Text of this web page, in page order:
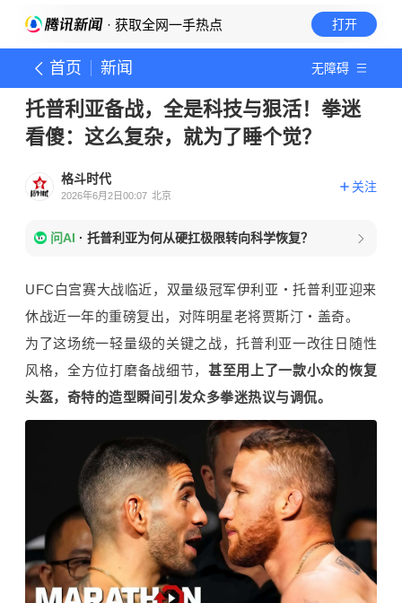
· 获取全网一手热点 打开
首页 新闻 无障碍
托普利亚备战，全是科技与狠活！拳迷
看傻：这么复杂，就为了睡个觉？
格斗时代
2026年6月2日00:07 北京
关注
问AI · 托普利亚为何从硬扛极限转向科学恢复？
UFC白宫赛大战临近，双量级冠军伊利亚・托普利亚迎来
休战近一年的重磅复出，对阵明星老将贾斯汀・盖奇。
为了这场统一轻量级的关键之战，托普利亚一改往日随性
风格，全方位打磨备战细节， 甚至用上了一款小众的恢复
头盔，奇特的造型瞬间引发众多拳迷热议与调侃。